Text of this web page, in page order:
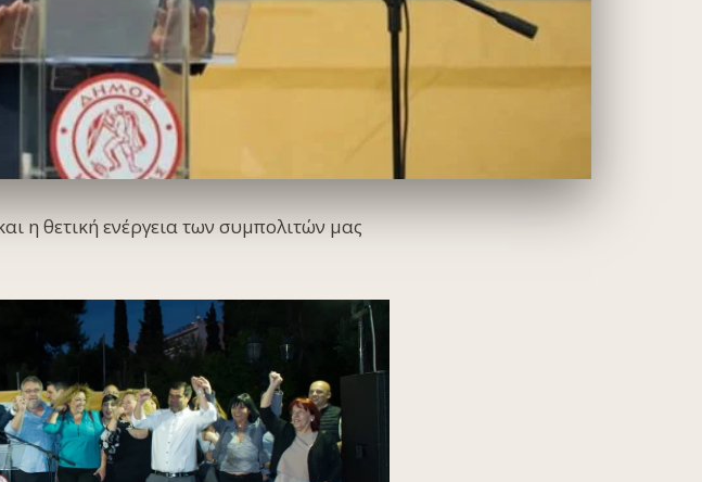
η θετική ενέργεια των συμπολιτών μας